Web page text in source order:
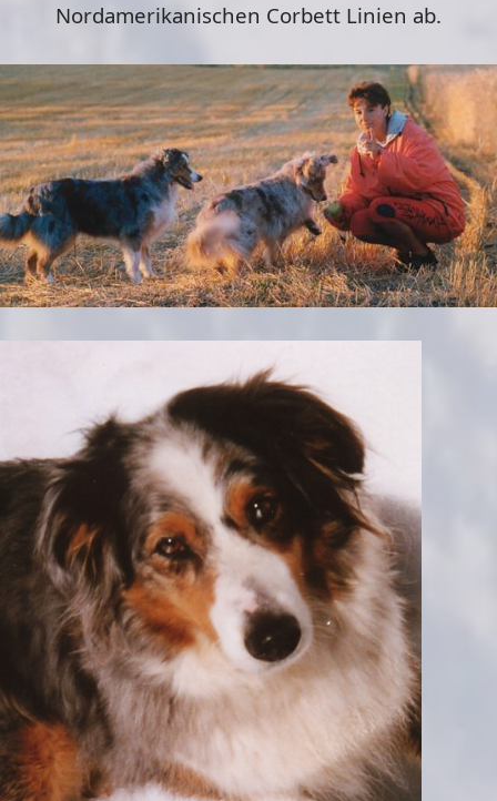
Nordamerikanischen Corbett Linien ab.